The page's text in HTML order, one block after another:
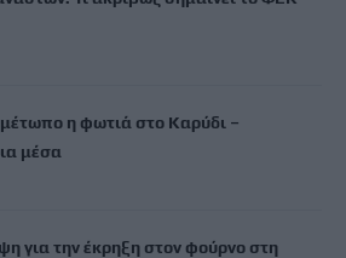
μέτωπο η φωτιά στο Καρύδι –
μέσα
για την έκρηξη στον φούρνο στη